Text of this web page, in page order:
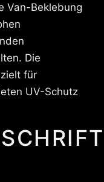
Van-Beklebung
Die
für
UV-Schutz